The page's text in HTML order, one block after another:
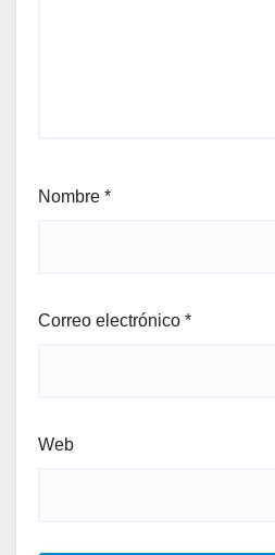
Nombre *
Correo electrónico *
Web